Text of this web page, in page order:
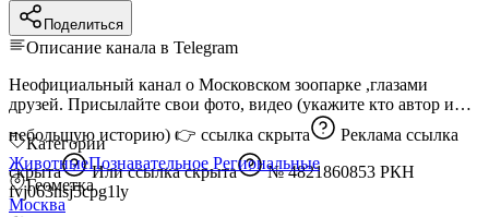
Поделиться
Описание канала в Telegram
Неофициальный канал о Московском зоопарке ,глазами
друзей. Присылайте свои фото, видео (укажите кто автор и
небольшую историю) 👉 ссылка скрыта Реклама ссылка
скрыта
Илиссылка скрыта
№ 4821860853 РКН
fvj063nsj5cpg1ly
Категории
ЖивотныеПознавательное Региональные
Геометка
Москва